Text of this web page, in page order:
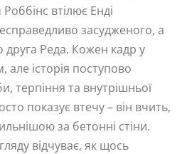
втілює Енді
засудженого, а
Реда. Кожен кадр у
але історія поступово
терпіння та внутрішньої
показує втечу – він вчить,
за бетонні стіни.
відчуває, як щось